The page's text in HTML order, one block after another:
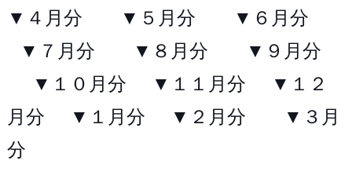
▼４月分 ▼５月分
▼６月分
▼７月分
▼８月分
▼９月分
▼１０月分
▼１１月分
▼１２
月分
▼１月分 ▼２月分
▼３月
分